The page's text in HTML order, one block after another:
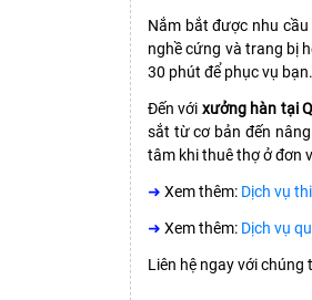
Nắm bắt được nhu cầu
nghề cứng và trang bị
30 phút để phục vụ bạn.
Đến với xưởng hàn tại
sắt từ cơ bản đến
tâm khi thuê thợ ở đơn
➜ Xem thêm: Dịch vụ
➜ Xem thêm: Dịch vụ
Liên hệ ngay với